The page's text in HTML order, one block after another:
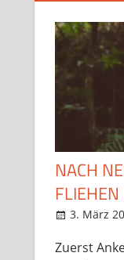
NACH
3. März
Zuerst